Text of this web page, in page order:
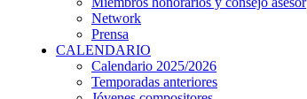
Network
Prensa
CALENDARIO
Calendario 2025/2026
Temporadas anteriores